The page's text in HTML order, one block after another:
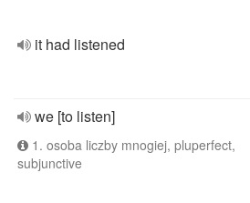
it had listened
we [to listen]
1. osoba liczby mnogiej, pluperfect,
subjunctive